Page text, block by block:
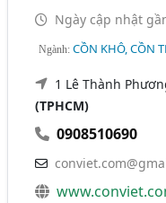
Ngày cập nhật
Ngành:CỒN KHÔ, CỒN
1 Lê Thành
(TPHCM)
0908510690